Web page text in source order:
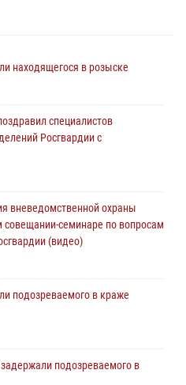
находящегося в розыске
специалистов
Росгвардии с
вневедомственной охраны
совещании-семинаре по вопросам
(видео)
подозреваемого в краже
подозреваемого в